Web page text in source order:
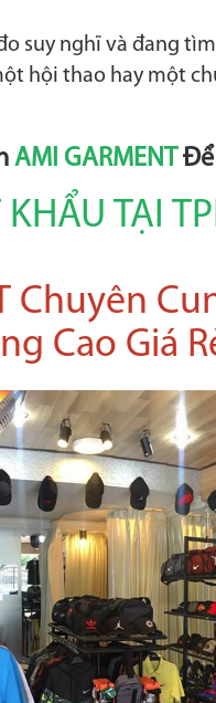
suy nghĩ và đang
hội thao hay một
AMI GARMENT Để
TẠI
Chuyên
Cao Giá